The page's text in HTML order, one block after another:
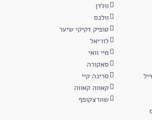
וולדן
וולנס
טופיק זקיקי שיער
לוריאל
מיי וואי
סאקורה
סרינה קיי
קאווה קאווה
שוורצקופף